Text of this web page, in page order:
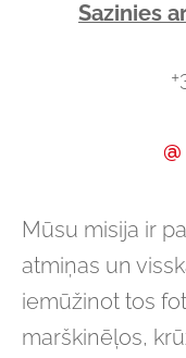
Sazinies
@
Mūsu misija ir
atmiņas un
iemūžinot tos
marškinēļos,